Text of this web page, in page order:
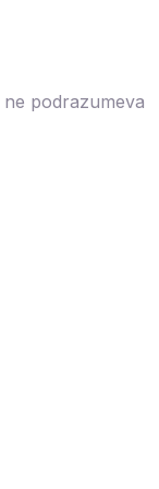
podrazumeva